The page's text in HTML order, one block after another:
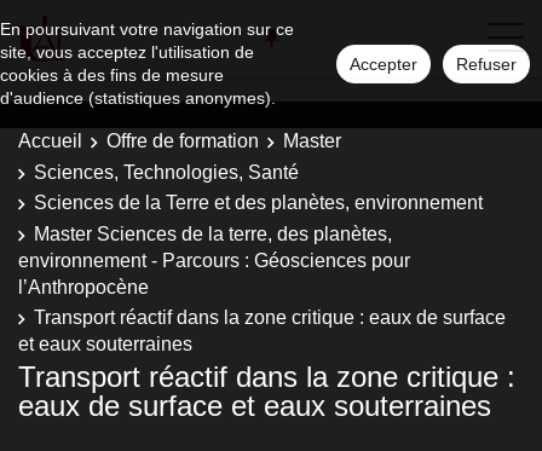
En poursuivant votre navigation sur ce
site, vous acceptez l'utilisation de
cookies à des fins de mesure
d'audience (statistiques anonymes).
Accepter Refuser
Accueil Offre de formation
Master
Sciences, Technologies, Santé
Sciences de la Terre et des planètes, environnement
Master Sciences de la terre, des planètes,
environnement - Parcours : Géosciences pour
l’Anthropocène
Transport réactif dans la zone critique : eaux de surface
et eaux souterraines
Transport réactif dans la zone critique :
eaux de surface et eaux souterraines